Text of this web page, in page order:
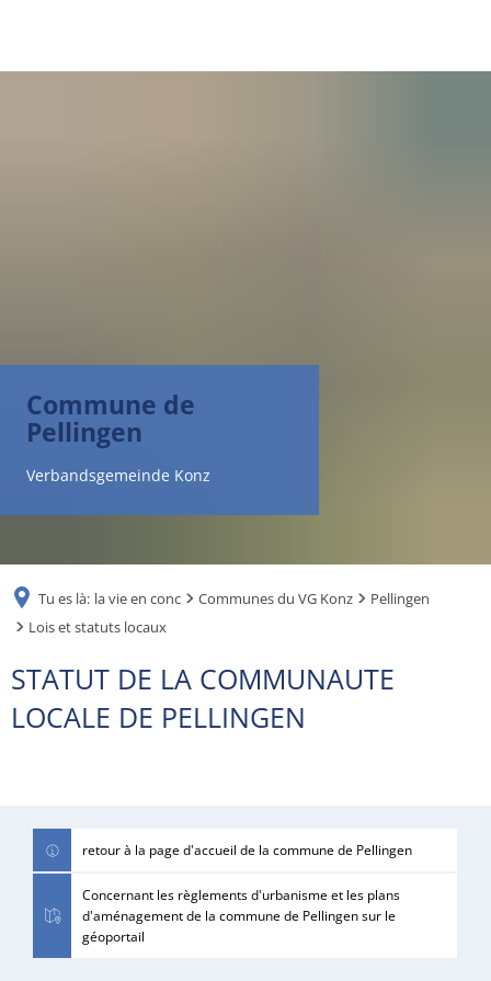
Commune de
Pellingen
Verbandsgemeinde Konz
Tu es là: la vie en conc Communes du VG Konz
Pellingen
Lois et statuts locaux
Lois
et
STATUT DE LA COMMUNAUTE
LOCALE DE PELLINGEN
retour à la page d'accueil de la commune de Pellingen
Concernant les règlements d'urbanisme et les plans
d'aménagement de la commune de Pellingen sur le
géoportail